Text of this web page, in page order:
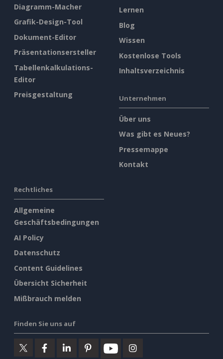
Diagramm-Macher
Grafik-Design-Tool
Dokument-Editor
Präsentationsersteller
Tabellenkalkulations-
Editor
Preisgestaltung
Lernen
Blog
Wissen
Kostenlose Tools
Inhaltsverzeichnis
Unternehmen
Über uns
Was gibt es Neues?
Pressemappe
Kontakt
Rechtliches
Allgemeine
Geschäftsbedingungen
AI Policy
Datenschutz
Content Guidelines
Übersicht Sicherheit
Mißbrauch melden
Finden Sie uns auf